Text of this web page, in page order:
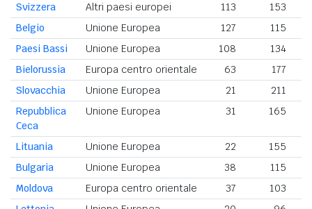
Svizzera Altri paesi europei 113 153
Belgio
Unione Europea 127 115
Paesi Bassi
Unione Europea 108 134
Bielorussia
Europa centro orientale 63 177
Slovacchia
Unione Europea 21 211
Repubblica
Ceca
Unione Europea 31 165
Lituania Unione Europea 22 155
Bulgaria
Unione Europea 38 115
Moldova
Europa centro orientale 37 103